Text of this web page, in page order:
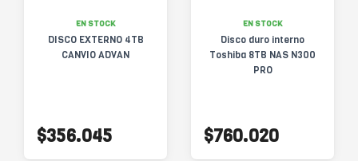
EN STOCK
DISCO EXTERNO 4TB
CANVIO ADVAN
$356.045
EN STOCK
Disco duro interno
Toshiba 8TB NAS N300
PRO
$760.020